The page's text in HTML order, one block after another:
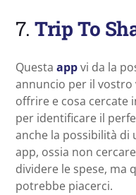
7.Trip To
Questa appvi da la
annuncio per il vostro
offrire e cosa cercate
per identificare il
anche la possibilità di
app, ossia non
dividere le spese, ma
potrebbe piacerci.